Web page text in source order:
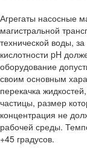
Агрегаты насосные
магистральной
технической воды,
кислотности pH
оборудование
своим основным
перекачка
частицы, размер
концентрация не
рабочей среды.
+45 градусов.